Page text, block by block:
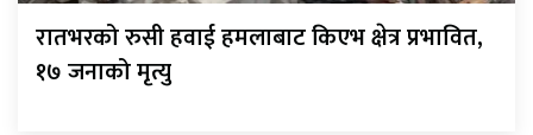
रातभरको रुसी हवाई हमलाबाट किएभ क्षेत्र प्रभावित,
१७ जनाको मृत्यु